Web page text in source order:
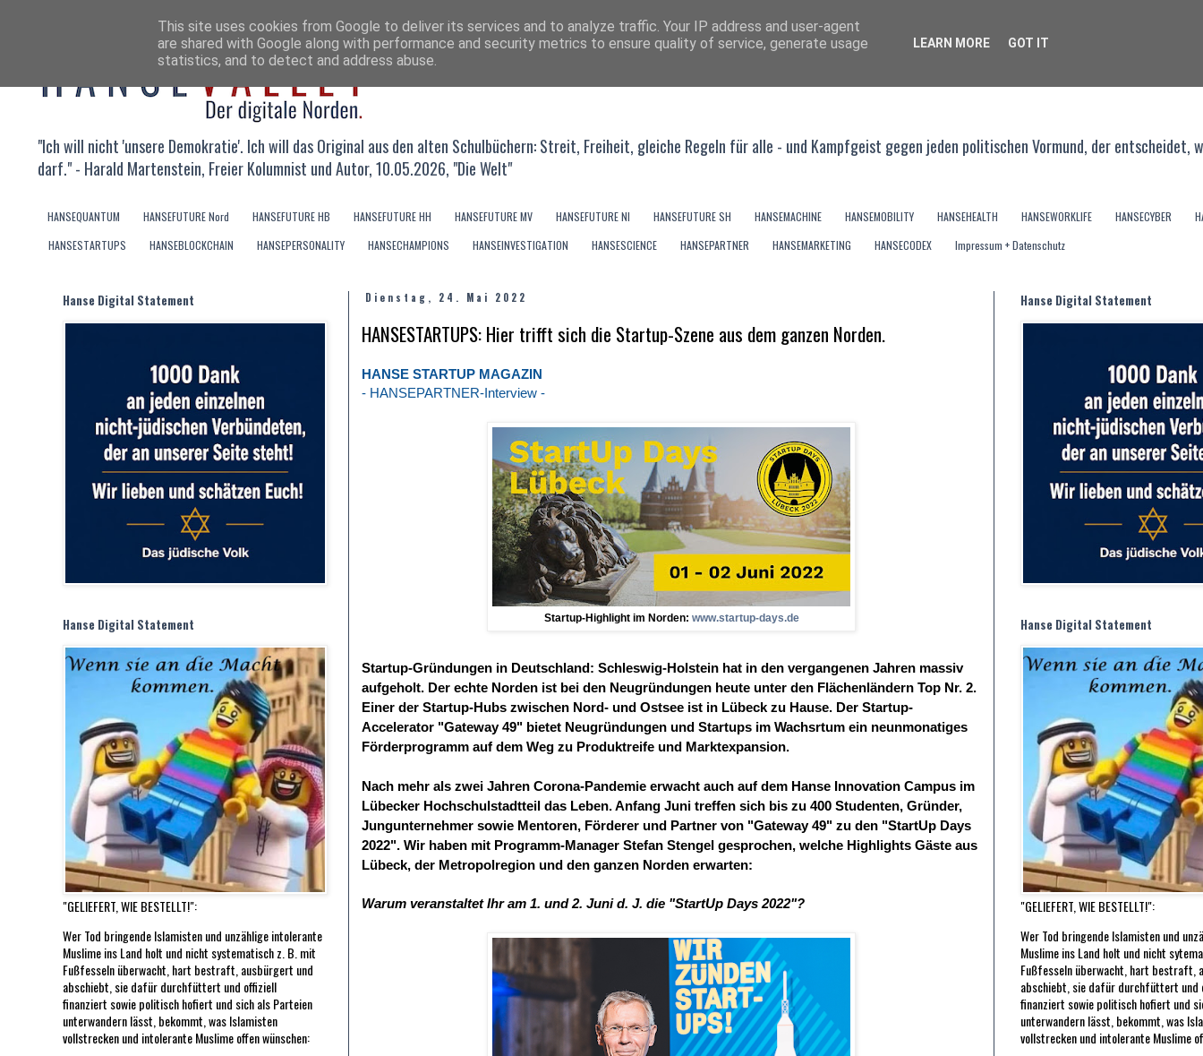
"Ich will nicht 'unsere Demokratie'. Ich will das Original aus den alten Schulbüchern: Streit, Freiheit, gleiche Regeln für alle - und Kampfgeist gegen jeden politischen Vormund, der entscheidet,
darf." - Harald Martenstein, Freier Kolumnist und Autor, 10.05.2026, "Die Welt"
HANSEQUANTUM HANSEFUTURE Nord HANSEFUTURE HB HANSEFUTURE HH HANSEFUTURE MV HANSEFUTURE NI HANSEFUTURE SH HANSEMACHINE HANSEMOBILITY HANSEHEALTH HANSEWORKLIFE HANSECYBER
HANSESTARTUPS
HANSEBLOCKCHAIN HANSEPERSONALITY HANSECHAMPIONS HANSEINVESTIGATION HANSESCIENCE HANSEPARTNER HANSEMARKETING HANSECODEX Impressum + Datenschutz
Dienstag, 24. Mai 2022
HANSESTARTUPS: Hier trifft sich die Startup-Szene aus dem ganzen Norden.
HANSE STARTUP MAGAZIN
- HANSEPARTNER-Interview -
Startup-Highlight im Norden: www.startup-days.de
Startup-Gründungen in Deutschland: Schleswig-Holstein hat in den vergangenen Jahren massiv
aufgeholt. Der echte Norden ist bei den Neugründungen heute unter den Flächenländern Top Nr. 2.
Einer der Startup-Hubs zwischen Nord- und Ostsee ist in Lübeck zu Hause. Der Startup-
Accelerator "Gateway 49" bietet Neugründungen und Startups im Wachsrtum ein neunmonatiges
Förderprogramm auf dem Weg zu Produktreife und Marktexpansion.
Nach mehr als zwei Jahren Corona-Pandemie erwacht auch auf dem Hanse Innovation Campus im
Lübecker Hochschulstadtteil das Leben. Anfang Juni treffen sich bis zu 400 Studenten, Gründer,
Jungunternehmer sowie Mentoren, Förderer und Partner von "Gateway 49" zu den "StartUp Days
2022". Wir haben mit Programm-Manager Stefan Stengel gesprochen, welche Highlights Gäste aus
Lübeck, der Metropolregion und den ganzen Norden erwarten:
Warum veranstaltet Ihr am 1. und 2. Juni d. J. die "StartUp Days 2022"?
Hanse Digital Statement
Hanse Digital Statement
"GELIEFERT, WIE BESTELLT!":
Wer Tod bringende Islamisten und unzählige intolerante
Muslime ins Land holt und nicht systematisch z. B. mit
Fußfesseln überwacht, hart bestraft, ausbürgert und
abschiebt, sie dafür durchfüttert und offiziell
finanziert sowie politisch hofiert und sich als Parteien
unterwandern lässt, bekommt, was Islamisten
vollstrecken und intolerante Muslime offen wünschen:
Hanse Digital Statement
Hanse Digital Statement
"GELIEFERT, WIE BESTELLT!":
Wer Tod bringende Islamisten und
Muslime ins Land holt und nicht
Fußfesseln überwacht, hart bestraft,
abschiebt, sie dafür durchfüttert und
finanziert sowie politisch hofiert und
unterwandern lässt, bekommt, was
vollstrecken und intolerante Muslime
This site uses cookies from Google to deliver its services and to analyze traffic. Your IP address and user-agent
are shared with Google along with performance and security metrics to ensure quality of service, generate usage
statistics, and to detect and address abuse.
LEARN MORE GOT IT